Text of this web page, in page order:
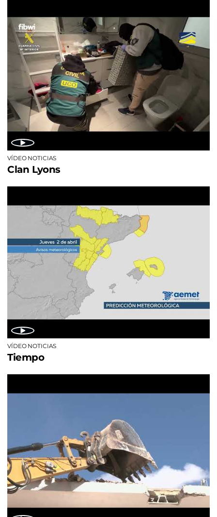
VÍDEO NOTICIAS
Clan Lyons
VÍDEO NOTICIAS
Tiempo